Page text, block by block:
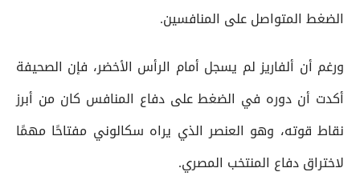
الضغط المتواصل على المنافسين.
ورغم أن ألفاريز لم يسجل أمام الرأس الأخضر، فإن الصحيفة
أكدت أن دوره في الضغط على دفاع المنافس كان من أبرز
نقاط قوته، وهو العنصر الذي يراه سكالوني مفتاحًا مهمًا
لاختراق دفاع المنتخب المصري.